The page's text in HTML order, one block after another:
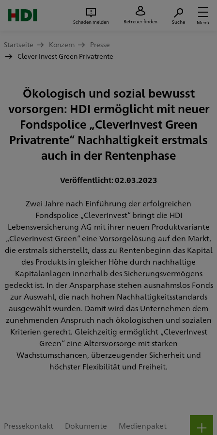
Zum Seiteninhalt springen
Schaden melden Betreuer finden Suche Menü
Startseite Konzern
Presse
Clever Invest Green Privatrente
Ökologisch und sozial bewusst
vorsorgen: HDI ermöglicht mit neuer
Fondspolice „CleverInvest Green
Privatrente“ Nachhaltigkeit erstmals
auch in der Rentenphase
Veröffentlicht: 02.03.2023
Zwei Jahre nach Einführung der erfolgreichen
Fondspolice „CleverInvest“ bringt die HDI
Lebensversicherung AG mit ihrer neuen Produktvariante
„CleverInvest Green“ eine Vorsorgelösung auf den Markt,
die erstmals sicherstellt, dass zu Rentenbeginn das Kapital
des Produkts in gleicher Höhe durch nachhaltige
Kapitalanlagen innerhalb des Sicherungsvermögens
gedeckt ist. In der Ansparphase stehen ausnahmslos Fonds
zur Auswahl, die nach hohen Nachhaltigkeitsstandards
ausgewählt wurden. Damit wird das Unternehmen dem
zunehmenden Anspruch nach ökologischen und sozialen
Kriterien gerecht. Gleichzeitig ermöglicht „CleverInvest
Green“ eine Altersvorsorge mit starken
Wachstumschancen, überzeugender Sicherheit und
höchster Flexibilität und Freiheit.
Pressekontakt Dokumente Medienpaket